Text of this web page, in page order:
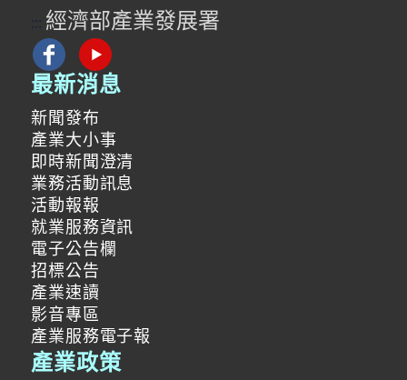
::: 經濟部產業發展署
最新消息
新聞發布
產業大小事
即時新聞澄清
業務活動訊息
活動報報
就業服務資訊
電子公告欄
招標公告
產業速讀
影音專區
產業服務電子報
產業政策